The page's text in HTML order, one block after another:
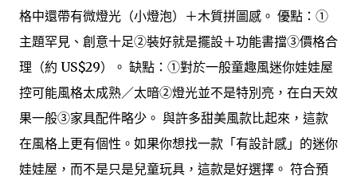
格中還帶有微燈光（小燈泡）＋木質拼圖感。 優點：①
主題罕見、創意十足②裝好就是擺設＋功能書擋③價格合
理（約 US$29）。 缺點：①對於一般童趣風迷你娃娃屋
控可能風格太成熟／太暗②燈光並不是特別亮，在白天效
果一般③家具配件略少。 與許多甜美風款比起來，這款
在風格上更有個性。如果你想找一款「有設計感」的迷你
娃娃屋，而不是只是兒童玩具，這款是好選擇。 符合預